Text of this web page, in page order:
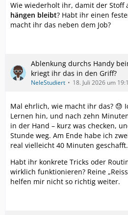
Wie wiederholt ihr, damit der Stoff
hängen bleibt? Habt ihr einen
macht ihr das neben dem Job?
Ablenkung durchs Handy
kriegt ihr das in den Griff?
NeleStudiert 18. Juli 2026 um
Mal ehrlich, wie macht ihr das? 😓
Lernen hin, und nach zehn
in der Hand – kurz was checken,
Stunde weg. Am Ende habe ich
real vielleicht 40 Minuten geschafft.
Habt ihr konkrete Tricks oder
wirklich funktionieren? Reine
helfen mir nicht so richtig weiter.